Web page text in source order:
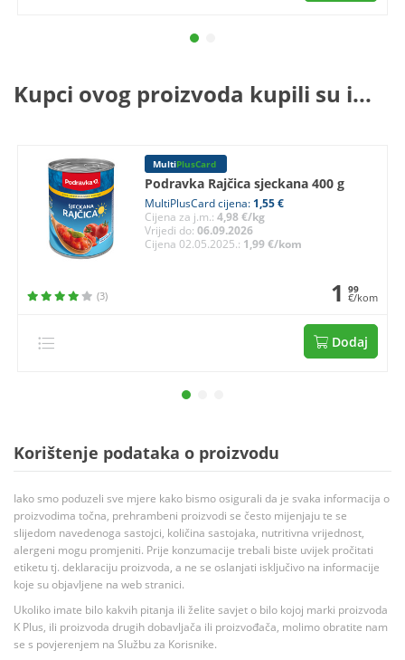
Kupci ovog proizvoda kupili su i...
MultiPlusCard
Podravka Rajčica sjeckana 400 g
MultiPlusCard cijena: 1,55 €
Cijena za j.m.:4,98 €/kg
Vrijedi do:06.09.2026
Cijena 02.05.2025.: 1,99 €/kom
(3) 1 99
€/kom
Dodaj
Korištenje podataka o proizvodu
Iako smo poduzeli sve mjere kako bismo osigurali da je svaka informacija o
proizvodima točna, prehrambeni proizvodi se često mijenjaju te se
slijedom navedenoga sastojci, količina sastojaka, nutritivna vrijednost,
alergeni mogu promjeniti. Prije konzumacije trebali biste uvijek pročitati
etiketu tj. deklaraciju proizvoda, a ne se oslanjati isključivo na informacije
koje su objavljene na web stranici.
Ukoliko imate bilo kakvih pitanja ili želite savjet o bilo kojoj marki proizvoda
K Plus, ili proizvoda drugih dobavljača ili proizvođača, molimo obratite nam
se s povjerenjem na Službu za Korisnike.